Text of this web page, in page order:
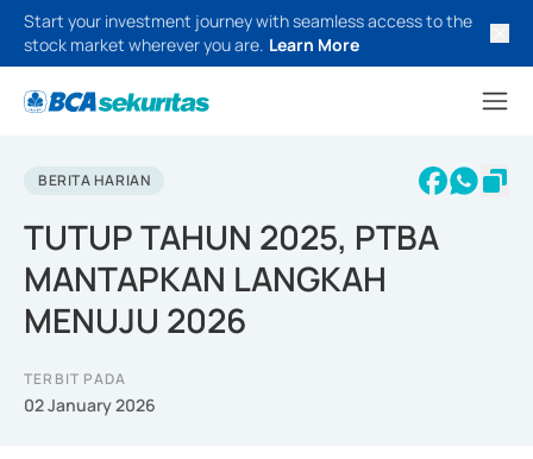
Start your investment journey with seamless access to the
stock market wherever you are. Learn More
BERITA HARIAN
TUTUP TAHUN 2025, PTBA
MANTAPKAN LANGKAH
MENUJU 2026
TERBIT PADA
02 January 2026